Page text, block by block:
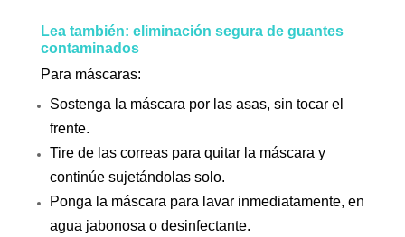
Lea también: eliminación segura de guantes
contaminados
Para máscaras:
Sostenga la máscara por las asas, sin tocar el
frente.
Tire de las correas para quitar la máscara y
continúe sujetándolas solo.
Ponga la máscara para lavar inmediatamente, en
agua jabonosa o desinfectante.